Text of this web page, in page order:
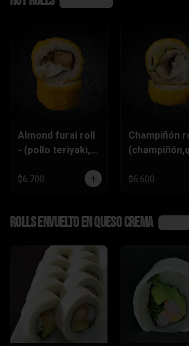
Almond furai roll
- (pollo teriyaki,
crema,almendra
$6.700
Champiñón
$6.600
Rolls envuelto en queso crema